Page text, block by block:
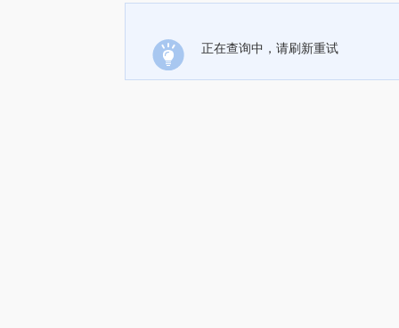
正在查询中，请刷新重试